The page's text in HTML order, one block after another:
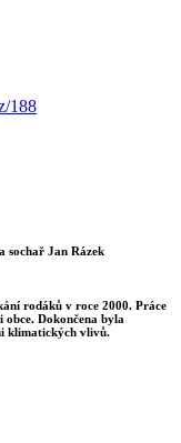
sochař Jan Rázek
rodáků v roce 2000. Práce
obce. Dokončena byla
klimatických vlivů.